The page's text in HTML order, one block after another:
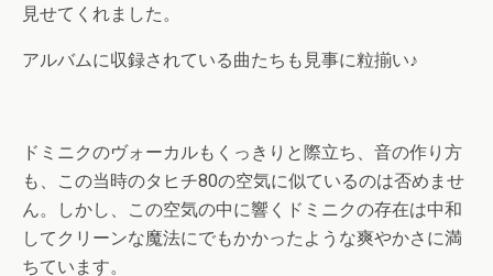
見せてくれました。
アルバムに収録されている曲たちも見事に粒揃い♪
ドミニクのヴォーカルもくっきりと際立ち、音の作り方
も、この当時のタヒチ80の空気に似ているのは否めませ
ん。しかし、この空気の中に響くドミニクの存在は中和
してクリーンな魔法にでもかかったような爽やかさに満
ちています。